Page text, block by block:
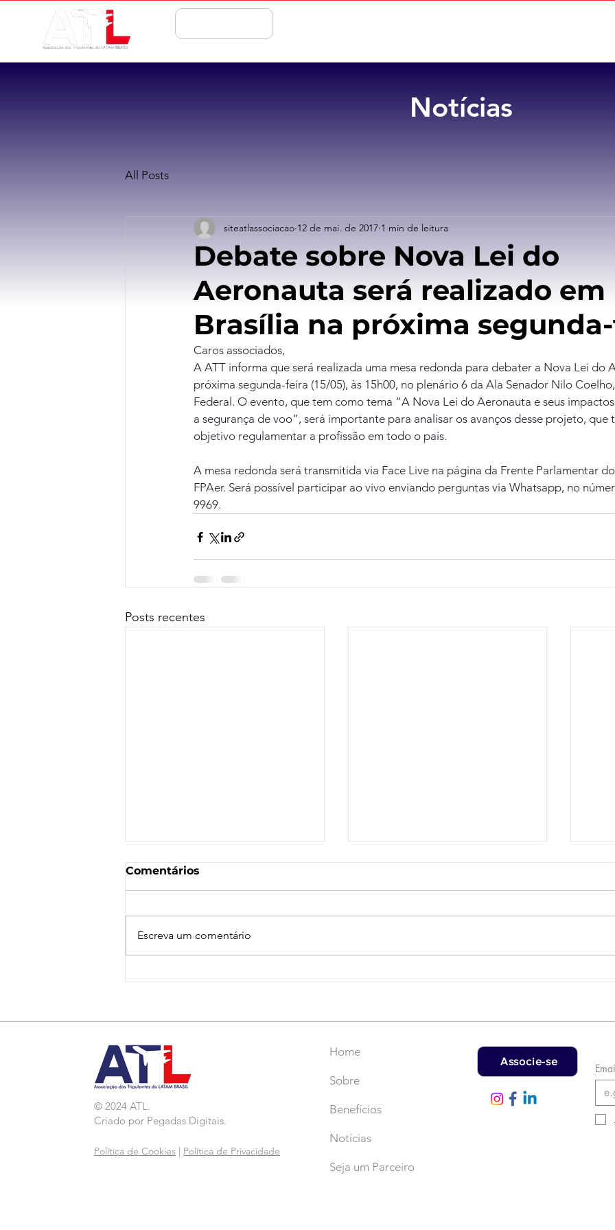
Notícias
All Posts
Debate sobre Nova Lei do
Aeronauta será realizado em
Brasília na próxima
siteatlassociacao 12 de mai. de 2017 1 min de leitura
Caros associados,
A ATT informa que será realizada uma mesa redonda para debater a Nova Lei do
próxima segunda-feira (15/05), às 15h00, no plenário 6 da Ala Senador Nilo
Federal. O evento, que tem como tema “A Nova Lei do Aeronauta e seus
a segurança de voo”, será importante para analisar os avanços desse projeto, que
objetivo regulamentar a profissão em todo o país.
A mesa redonda será transmitida via Face Live na página da Frente Parlamentar
FPAer. Será possível participar ao vivo enviando perguntas via Whatsapp, no
9969.
Posts recentes
Comentários
Escreva um comentário
© 2024 ATL.
Criado por Pegadas Digitais.
Política de Cookies Política de Privacidade
Home
Sobre
Benefícios
Notícias
Seja um Parceiro
Associe-se
Email